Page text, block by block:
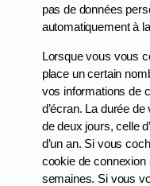
pas de données
automatiquement à
Lorsque vous vous
place un certain
vos informations de
d’écran. La durée
de deux jours, celle
d’un an. Si vous
cookie de connexion
semaines. Si vous